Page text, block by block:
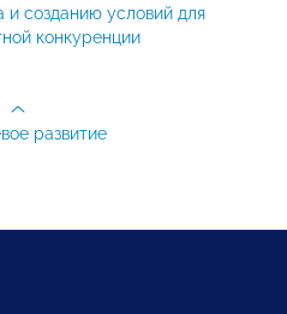
и созданию условий для
конкуренции
развитие